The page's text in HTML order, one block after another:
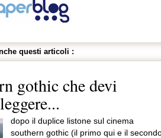
questi articoli :
gothic che devi
dopo il duplice listone sul cinema
southern gothic (il primo qui e il